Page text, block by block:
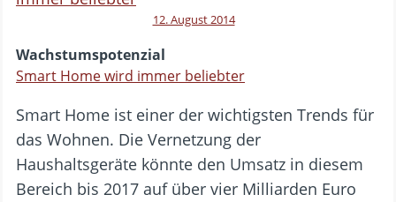
12. August 2014
Wachstumspotenzial
Smart Home wird immer beliebter
Smart Home ist einer der wichtigsten Trends für
das Wohnen. Die Vernetzung der
Haushaltsgeräte könnte den Umsatz in diesem
Bereich bis 2017 auf über vier Milliarden Euro